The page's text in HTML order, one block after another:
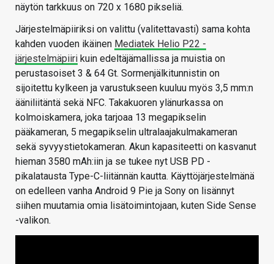
näytön tarkkuus on 720 x 1680 pikseliä.
Järjestelmäpiiriksi on valittu (valitettavasti) sama kohta
kahden vuoden ikäinen Mediatek Helio P22 -
järjestelmäpiiri kuin edeltäjämallissa ja muistia on
perustasoiset 3 & 64 Gt. Sormenjälkitunnistin on
sijoitettu kylkeen ja varustukseen kuuluu myös 3,5 mm:n
ääniliitäntä sekä NFC. Takakuoren ylänurkassa on
kolmoiskamera, joka tarjoaa 13 megapikselin
pääkameran, 5 megapikselin ultralaajakulmakameran
sekä syvyystietokameran. Akun kapasiteetti on kasvanut
hieman 3580 mAh:iin ja se tukee nyt USB PD -
pikalatausta Type-C-liitännän kautta. Käyttöjärjestelmänä
on edelleen vanha Android 9 Pie ja Sony on lisännyt
siihen muutamia omia lisätoimintojaan, kuten Side Sense
-valikon.